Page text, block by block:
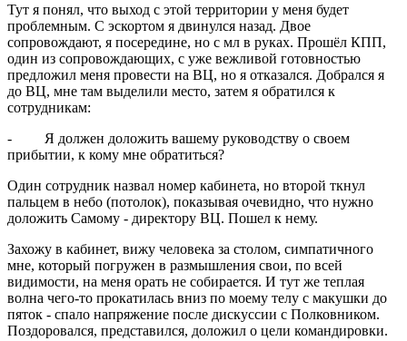
Тут я понял, что выход с этой территории у меня будет
проблемным. С эскортом я двинулся назад. Двое
сопровождают, я посередине, но с мл в руках. Прошёл КПП,
один из сопровождающих, с уже вежливой готовностью
предложил меня провести на ВЦ, но я отказался. Добрался я
до ВЦ, мне там выделили место, затем я обратился к
сотрудникам:
- Я должен доложить вашему руководству о своем
прибытии, к кому мне обратиться?
Один сотрудник назвал номер кабинета, но второй ткнул
пальцем в небо (потолок), показывая очевидно, что нужно
доложить Самому - директору ВЦ. Пошел к нему.
Захожу в кабинет, вижу человека за столом, симпатичного
мне, который погружен в размышления свои, по всей
видимости, на меня орать не собирается. И тут же теплая
волна чего-то прокатилась вниз по моему телу с макушки до
пяток - спало напряжение после дискуссии с Полковником.
Поздоровался, представился, доложил о цели командировки.